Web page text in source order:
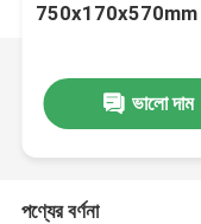
750x170x570mm
ভালো দাম
পণ্যের বর্ণনা